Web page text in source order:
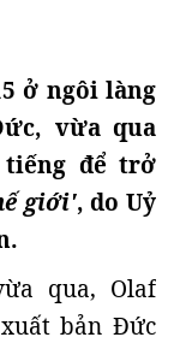
ở ngôi làng
vừa qua
tiếng để trở
giới', do Uỷ
qua, Olaf
bản Đức